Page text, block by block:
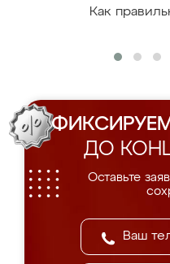
Как
ДО
Оставьте